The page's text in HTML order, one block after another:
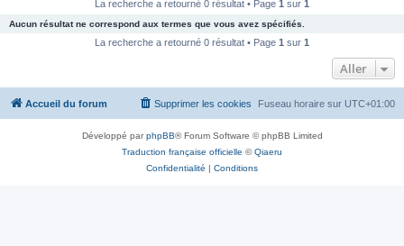
c
e
La recherche a retourné 0 résultat • Page 1 sur 1
Aucun résultat ne correspond aux termes que vous avez spécifiés.
La recherche a retourné 0 résultat • Page 1 sur 1
Aller
Accueil du forum Fuseau horaire sur UTC+01:00
Supprimer les cookies
Développé parphpBB® Forum Software © phpBB Limited
Traduction française officielle ©Qiaeru
Confidentialité | Conditions